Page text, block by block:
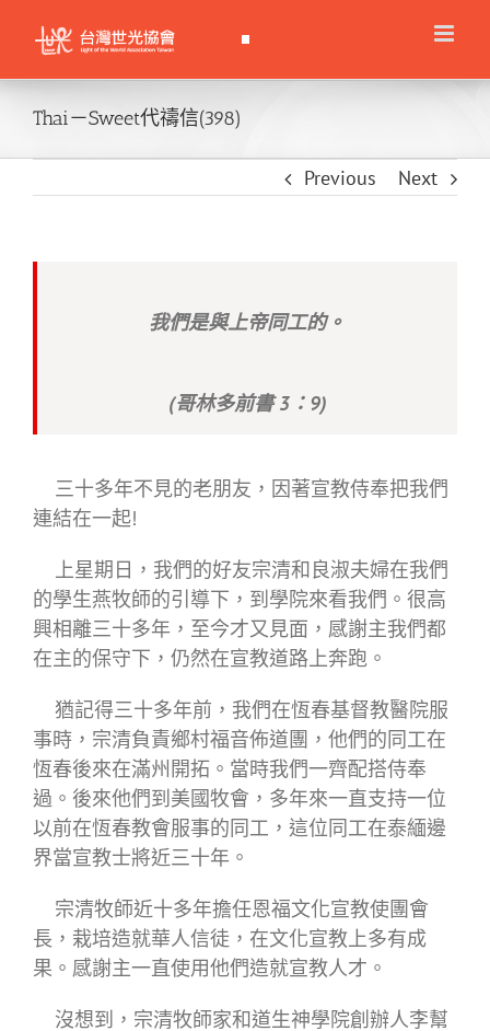
content
Thai－Sweet代禱信(398)
Previous Next
我們是與上帝同工的。
(哥林多前書 3：9)
三十多年不見的老朋友，因著宣教侍奉把我們
連結在一起!
上星期日，我們的好友宗清和良淑夫婦在我們
的學生燕牧師的引導下，到學院來看我們。很高
興相離三十多年，至今才又見面，感謝主我們都
在主的保守下，仍然在宣教道路上奔跑。
猶記得三十多年前，我們在恆春基督教醫院服
事時，宗清負責鄉村福音佈道團，他們的同工在
恆春後來在滿州開拓。當時我們一齊配搭侍奉
過。後來他們到美國牧會，多年來一直支持一位
以前在恆春教會服事的同工，這位同工在泰緬邊
界當宣教士將近三十年。
宗清牧師近十多年擔任恩福文化宣教使團會
長，栽培造就華人信徒，在文化宣教上多有成
果。感謝主一直使用他們造就宣教人才。
沒想到，宗清牧師家和道生神學院創辦人李幫